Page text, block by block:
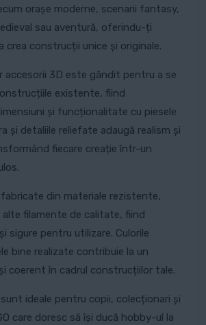
orașe moderne, scenarii fantasy,
sau aventură, oferindu-ți
crea construcții unice și originale.
accesorii 3D este gândit pentru a se
existente, fiind
și funcționalitate cu piesele
și detaliile reliefate adaugă realism și
fiecare creație într-un
din materiale rezistente,
alte filamente de calitate, fiind
sigure pentru utilizare. Culorile
bine realizate contribuie la un
coerent în cadrul construcțiilor tale.
ideale pentru copii, colecționari și
care doresc să își ducă hobby-ul la